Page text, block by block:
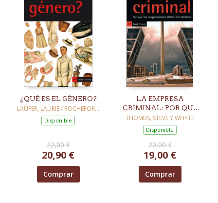
¿QUÉ ES EL GÉNERO?
LAUFER, LAURIE / ROCHEFORT,
FLORENCE
Disponible
22,00 €
20,90 €
Comprar
LA EMPRESA
CRIMINAL: POR QUÉ
LAS CORPORACIONES
DEBEN SER ABOLIDAS
THOMBS, STEVE Y WHYTE
Disponible
20,00 €
19,00 €
Comprar